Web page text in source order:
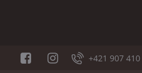
+421 907 410